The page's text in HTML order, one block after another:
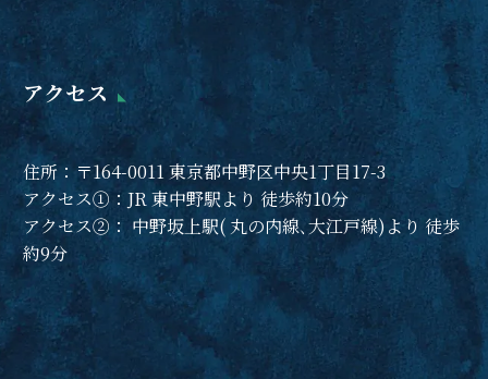
アクセス
住所：〒164-0011 東京都中野区中央1丁目17-3
アクセス①：JR 東中野駅より 徒歩約10分
アクセス②： 中野坂上駅( 丸の内線､大江戸線)より 徒歩
約9分